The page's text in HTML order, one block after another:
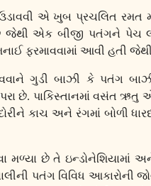
એ ખુબ પ્રચલિત રમત
એક બીજી પતંગને પેચ
ફરમાવવામાં આવી હતી
ગુડી બાઝી કે પતંગ
છે. પાકિસ્તાનમાં વસંત
કાચ અને રંગમાં બોળી
મળ્યા છે તે
પતંગ વિવિધ આકારોની